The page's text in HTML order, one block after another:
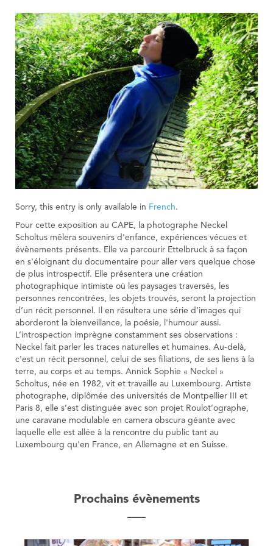
Sorry, this entry is only available in French.
Pour cette exposition au CAPE, la photographe Neckel
Scholtus mêlera souvenirs d'enfance, expériences vécues et
évènements présents. Elle va parcourir Ettelbruck à sa façon
en s'éloignant du documentaire pour aller vers quelque chose
de plus introspectif. Elle présentera une création
photographique intimiste où les paysages traversés, les
personnes rencontrées, les objets trouvés, seront la projection
d’un récit personnel. Il en résultera une série d’images qui
aborderont la bienveillance, la poésie, l'humour aussi.
L’introspection imprègne constamment ses observations :
Neckel fait parler les traces naturelles et humaines. Au-delà,
c'est un récit personnel, celui de ses filiations, de ses liens à la
terre, au corps et au temps. Annick Sophie « Neckel »
Scholtus, née en 1982, vit et travaille au Luxembourg. Artiste
photographe, diplômée des universités de Montpellier III et
Paris 8, elle s’est distinguée avec son projet Roulot’ographe,
une caravane modulable en camera obscura géante avec
laquelle elle est allée à la rencontre du public tant au
Luxembourg qu'en France, en Allemagne et en Suisse.
Prochains évènements